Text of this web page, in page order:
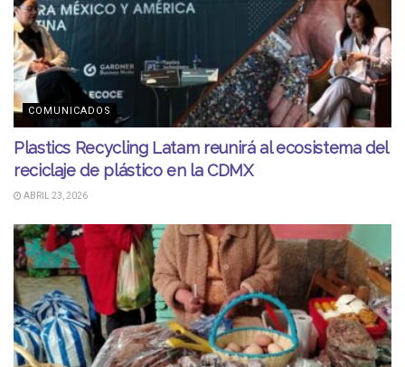
COMUNICADOS
Plastics Recycling Latam reunirá al ecosistema del
reciclaje de plástico en la CDMX
ABRIL 23, 2026